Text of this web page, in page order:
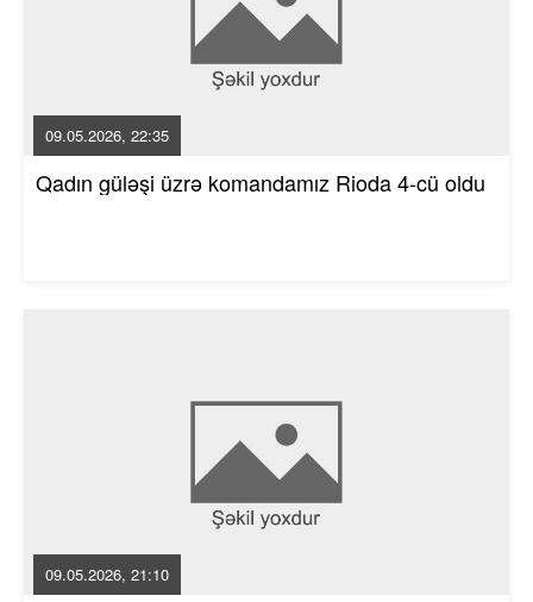
09.05.2026, 22:35
Qadın güləşi üzrə komandamız Rioda 4-cü oldu
09.05.2026, 21:10